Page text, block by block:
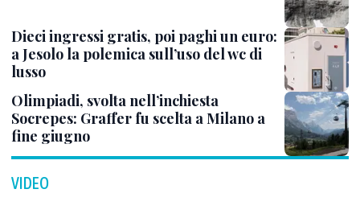
Dieci ingressi gratis, poi paghi un euro:
a Jesolo la polemica sull’uso del wc di
lusso
Olimpiadi, svolta nell’inchiesta
Socrepes: Graffer fu scelta a Milano a
fine giugno
VIDEO